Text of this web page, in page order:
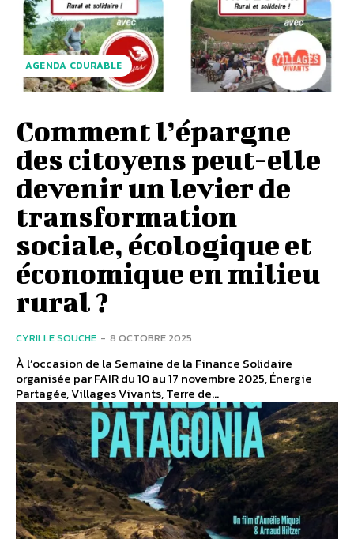
AGENDA CDURABLE
Comment l’épargne
des citoyens peut-elle
devenir un levier de
transformation
sociale, écologique et
économique en milieu
rural ?
CYRILLE SOUCHE - 8 OCTOBRE 2025
À l’occasion de la Semaine de la Finance Solidaire
organisée par FAIR du 10 au 17 novembre 2025, Énergie
Partagée, Villages Vivants, Terre de...